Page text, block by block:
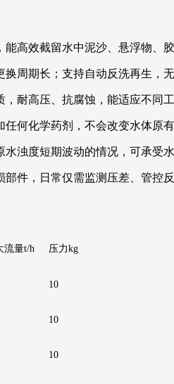
高效截留水中泥沙、悬浮物、
周期长；支持自动反洗再生，
耐高压、抗腐蚀，能适应不同
何化学药剂，不会改变水体原
浊度短期波动的情况，可承受
件，日常仅需监测压差、管控
流量t/h 压力kg
10
10
10